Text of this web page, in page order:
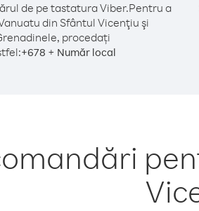
de pe tastatura Viber.Pentru a
din Sfântul Vicenţiu şi
procedați
+678 + Număr local